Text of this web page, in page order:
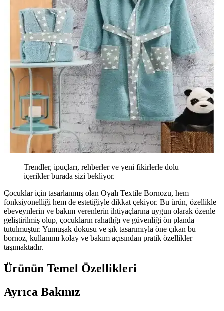
Trendler, ipuçları, rehberler ve yeni fikirlerle dolu
içerikler burada sizi bekliyor.
Çocuklar için tasarlanmış olan Oyalı Textile Bornozu, hem
fonksiyonelliği hem de estetiğiyle dikkat çekiyor. Bu ürün, özellikle
ebeveynlerin ve bakım verenlerin ihtiyaçlarına uygun olarak özenle
geliştirilmiş olup, çocukların rahatlığı ve güvenliği ön planda
tutulmuştur. Yumuşak dokusu ve şık tasarımıyla öne çıkan bu
bornoz, kullanımı kolay ve bakım açısından pratik özellikler
taşımaktadır.
Ürünün Temel Özellikleri
Ayrıca Bakınız